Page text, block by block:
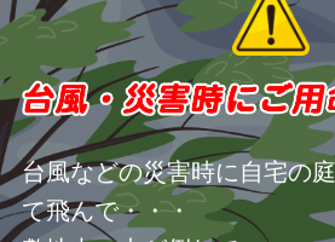
台風などの災害時に自宅の
て飛んで・・・